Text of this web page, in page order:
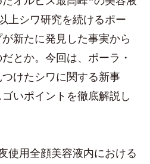
上シワ研究を続けるポー
新たに発見した事実から
とか。今回は、ポーラ・
けたシワに関する新事
いポイントを徹底解説し
使用全顔美容液内における